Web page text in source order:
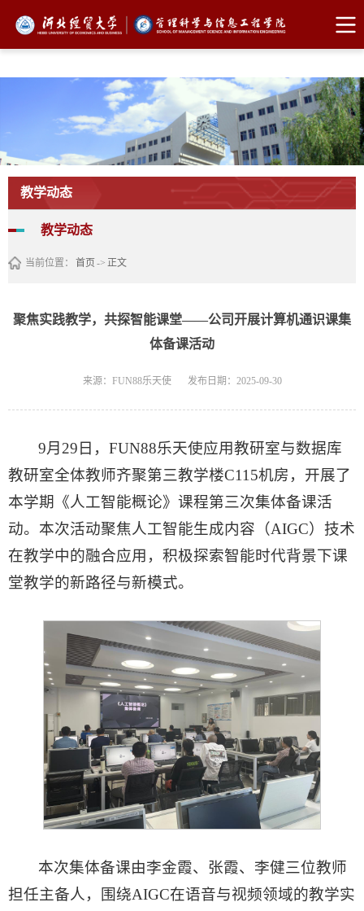
FUN88乐天使·(中国)集团
教学动态
教学动态
当前位置： 首页 -> 正文
聚焦实践教学，共探智能课堂——公司开展计算机通识课集
体备课活动
来源：FUN88乐天使 发布日期：2025-09-30
9月29日，FUN88乐天使应用教研室与数据库
教研室全体教师齐聚第三教学楼C115机房，开展了
本学期《人工智能概论》课程第三次集体备课活
动。本次活动聚焦人工智能生成内容（AIGC）技术
在教学中的融合应用，积极探索智能时代背景下课
堂教学的新路径与新模式。
本次集体备课由李金霞、张霞、李健三位教师
担任主备人，围绕AIGC在语音与视频领域的教学实